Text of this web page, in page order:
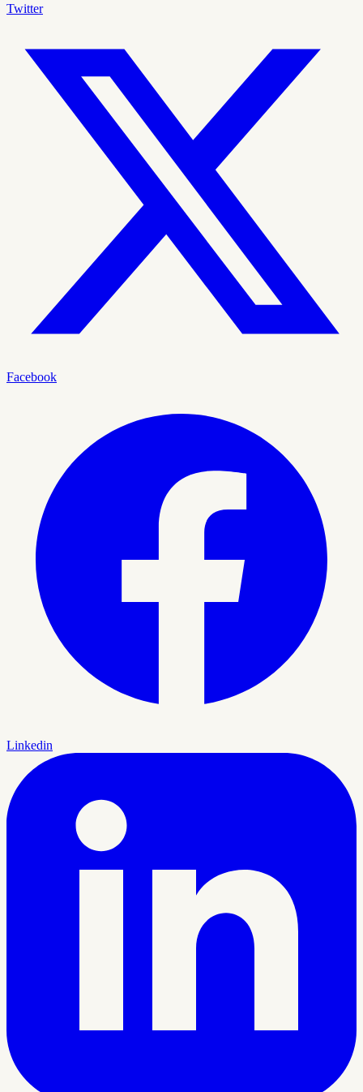
Twitter
Facebook
Linkedin